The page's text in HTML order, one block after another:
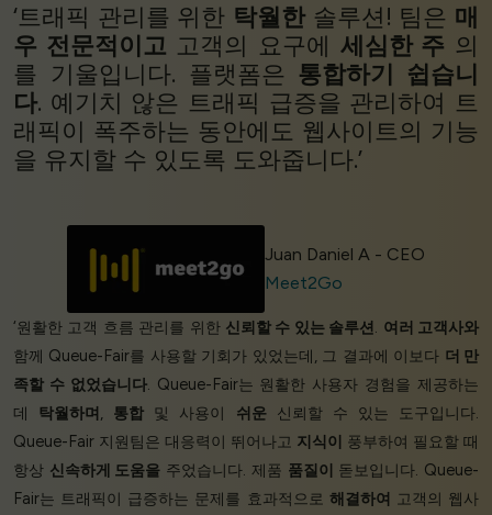
‘트래픽 관리를 위한 탁월한 솔루션! 팀은 매
우 전문적이고 고객의 요구에 세심한 주 의
를 기울입니다. 플랫폼은 통합하기 쉽습니
다. 예기치 않은 트래픽 급증을 관리하여 트
래픽이 폭주하는 동안에도 웹사이트의 기능
을 유지할 수 있도록 도와줍니다.’
Juan Daniel A - CEO
Meet2Go
‘원활한 고객 흐름 관리를 위한 신뢰할 수 있는 솔루션. 여러 고객사와
함께 Queue-Fair를 사용할 기회가 있었는데, 그 결과에 이보다 더 만
족할 수 없었습니다. Queue-Fair는 원활한 사용자 경험을 제공하는
데 탁월하며, 통합 및 사용이 쉬운신뢰할 수 있는 도구입니다.
Queue-Fair 지원팀은 대응력이 뛰어나고 지식이 풍부하여 필요할 때
항상 신속하게 도움을 주었습니다. 제품 품질이 돋보입니다. Queue-
Fair는 트래픽이 급증하는 문제를 효과적으로 해결하여 고객의 웹사